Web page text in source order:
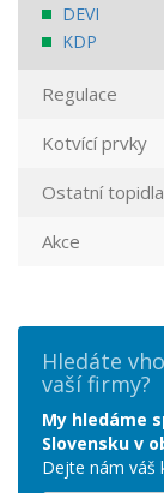
DEVI
KDP
Regulace
Kotvící prvky
Ostatní topidla
Akce
Hledáte
vaší firmy?
My hledáme
Slovensku v
Dejte nám váš